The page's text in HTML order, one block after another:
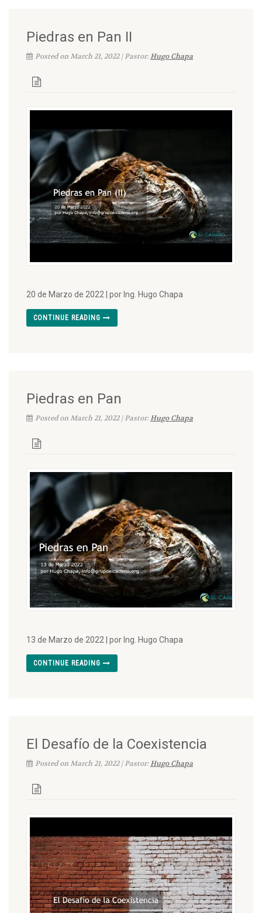
Piedras en Pan II
Posted on March 21, 2022 | Pastor:Hugo Chapa
20 de Marzo de 2022 | por Ing. Hugo Chapa
CONTINUE READING
Piedras en Pan
Posted on March 21, 2022 | Pastor:Hugo Chapa
13 de Marzo de 2022 | por Ing. Hugo Chapa
CONTINUE READING
El Desafío de la Coexistencia
Posted on March 21, 2022 | Pastor:Hugo Chapa